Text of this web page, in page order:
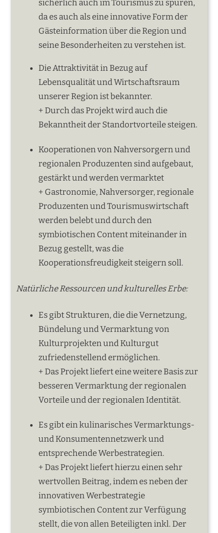
sicherlich auch im Tourismus zu spüren,
da es auch als eine innovative Form der
Gästeinformation über die Region und
seine Besonderheiten zu verstehen ist.
Die Attraktivität in Bezug auf
Lebensqualität und Wirtschaftsraum
unserer Region ist bekannter.
+ Durch das Projekt wird auch die
Bekanntheit der Standortvorteile steigen.
Kooperationen von Nahversorgern und
regionalen Produzenten sind aufgebaut,
gestärkt und werden vermarktet
+ Gastronomie, Nahversorger, regionale
Produzenten und Tourismuswirtschaft
werden belebt und durch den
symbiotischen Content miteinander in
Bezug gestellt, was die
Kooperationsfreudigkeit steigern soll.
Natürliche Ressourcen und kulturelles Erbe:
Es gibt Strukturen, die die Vernetzung,
Bündelung und Vermarktung von
Kulturprojekten und Kulturgut
zufriedenstellend ermöglichen.
+ Das Projekt liefert eine weitere Basis zur
besseren Vermarktung der regionalen
Vorteile und der regionalen Identität.
Es gibt ein kulinarisches Vermarktungs-
und Konsumentennetzwerk und
entsprechende Werbestrategien.
+ Das Projekt liefert hierzu einen sehr
wertvollen Beitrag, indem es neben der
innovativen Werbestrategie
symbiotischen Content zur Verfügung
stellt, die von allen Beteiligten inkl. Der